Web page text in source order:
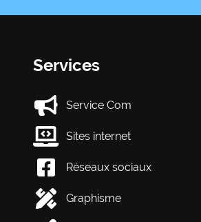
Services
Service Com
Sites internet
Réseaux sociaux
Graphisme